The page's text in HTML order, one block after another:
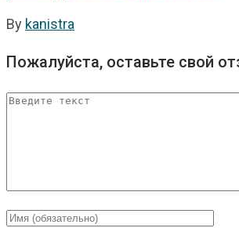
By kanistra
Пожалуйста, оставьте свой